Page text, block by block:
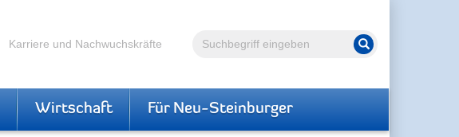
Volltextsuche Suche starten
Karriere und Nachwuchskräfte
Wirtschaft Für Neu-Steinburger